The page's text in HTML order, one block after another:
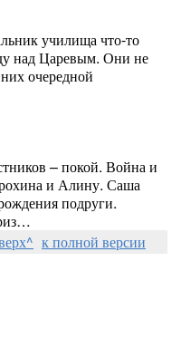
училища что-то
над Царевым. Они не
очередной
– покой. Война и
и Алину. Саша
подруги.
к полной версии